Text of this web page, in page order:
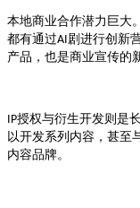
本地商业合作潜力巨大。
都有通过AI 剧进行创新
产品，也是商业宣传的
IP授权与衍生开发则是
以开发系列内容，甚至
内容品牌。